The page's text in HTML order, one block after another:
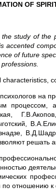
OF
study of the
accented
of future
characteristics,
на
процессом,
решать
отношению к